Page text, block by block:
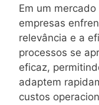
Em um
empresas
relevância e a
processos se
eficaz,
adaptem
custos